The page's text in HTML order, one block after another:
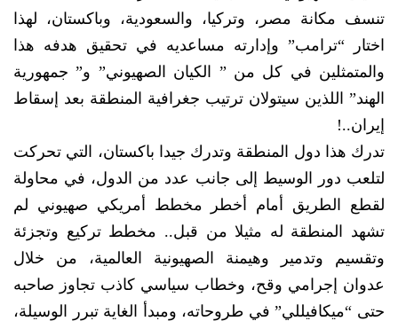
تنسف مكانة مصر، وتركيا، والسعودية، وباكستان، لهذا
اختار “ترامب” وإدارته مساعديه في تحقيق هدفه هذا
والمتمثلين في كل من ” الكيان الصهيوني” و” جمهورية
الهند” اللذين سيتولان ترتيب جغرافية المنطقة بعد إسقاط
إيران..!
تدرك هذا دول المنطقة وتدرك جيدا باكستان، التي تحركت
لتلعب دور الوسيط إلى جانب عدد من الدول، في محاولة
لقطع الطريق أمام أخطر مخطط أمريكي صهيوني لم
تشهد المنطقة له مثيلا من قبل.. مخطط تركيع وتجزئة
وتقسيم وتدمير وهيمنة الصهيونية العالمية، من خلال
عدوان إجرامي وقح، وخطاب سياسي كاذب تجاوز صاحبه
حتى “ميكافيللي” في طروحاته، ومبدأ الغاية تبرر الوسيلة،